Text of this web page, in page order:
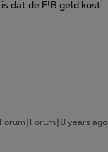
dat de F!B geld kost
Forum|Forum|8 years ago